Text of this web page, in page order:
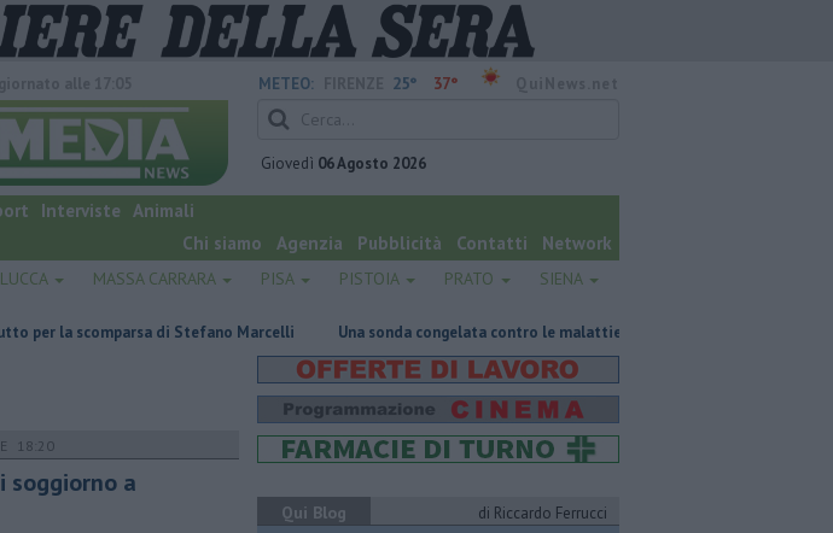
METEO: 25° 37°
Giovedì 06 Agosto 2026
Interviste Animali
Chi siamo
Agenzia Pubblicità Contatti Network
LUCCA MASSA CARRARA PISA PISTOIA PRATO SIENA
di Stefano Marcelli Una sonda congelata contro le malattie rare del polmone
18:20
soggiorno a
Qui Blog
di Riccardo Ferrucci